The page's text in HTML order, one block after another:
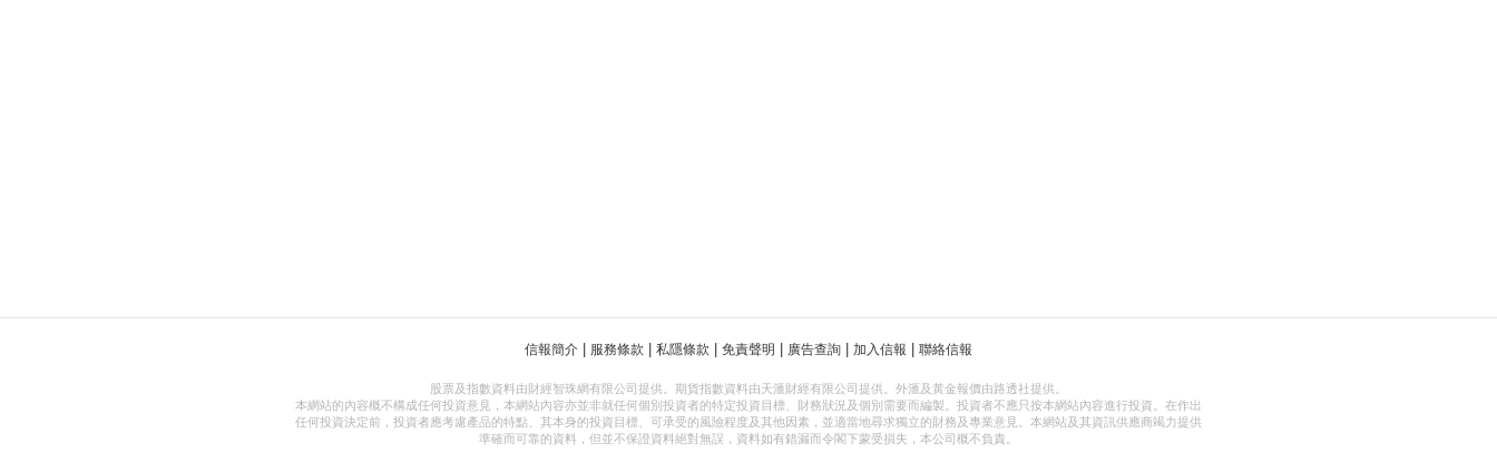
信報簡介 服務條款 私隱條款 免責聲明 廣告查詢 加入信報 聯絡信報
股票及指數資料由財經智珠網有限公司提供。期貨指數資料由天滙財經有限公司提供。外滙及黃金報價由路透社提供。
本網站的內容概不構成任何投資意見，本網站內容亦並非就任何個別投資者的特定投資目標、財務狀況及個別需要而編製。投資者不應只按本網站內容進行投資。在作出
任何投資決定前，投資者應考慮產品的特點、其本身的投資目標、可承受的風險程度及其他因素，並適當地尋求獨立的財務及專業意見。本網站及其資訊供應商竭力提供
準確而可靠的資料，但並不保證資料絕對無誤，資料如有錯漏而令閣下蒙受損失，本公司概不負責。